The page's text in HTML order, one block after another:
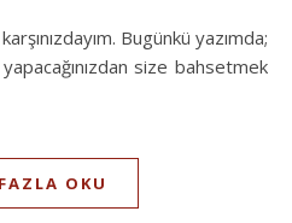
yapacağınızdan size bahsetmek
OKU